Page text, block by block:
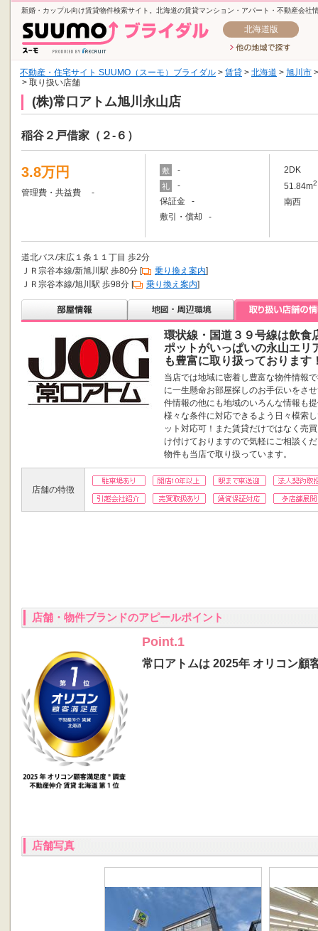
新婚・カップル向け賃貸物件検索サイト。北海道の賃貸マンション・アパート・不動産会社
北海道版
不動産・住宅サイト SUUMO（スーモ）ブライダル > 賃貸 > 北海道 > 旭川市
> 取り扱い店舗
(株)常口アトム旭川永山店
稲谷２戸借家（２-６）
3.8万円
管理費・共益費 -
敷 -
礼
-
保証金 -
敷引・償却 -
2DK
51.84m2
南西
道北バス/末広１条１１丁目 歩2分
ＪＲ宗谷本線/新旭川駅 歩80分 [
乗り換え案内]
ＪＲ宗谷本線/旭川駅 歩98分 [
乗り換え案内]
環状線・国道３９号線は飲食
ポットがいっぱいの永山エリ
も豊富に取り扱っております
当店では地域に密着し豊富な物件情報
に一生懸命お部屋探しのお手伝いをさ
件情報の他にも地域のいろんな情報も
様々な条件に対応できるよう日々模索
ット対応可！また賃貸だけではなく売
け付けておりますので気軽にご相談く
物件も当店で取り扱っています。
店舗の特徴
店舗・物件ブランドのアピールポイント
Point.1
常口アトムは 2025年 オリコン顧
店舗写真